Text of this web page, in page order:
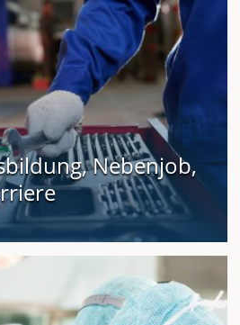
Nebenjob,